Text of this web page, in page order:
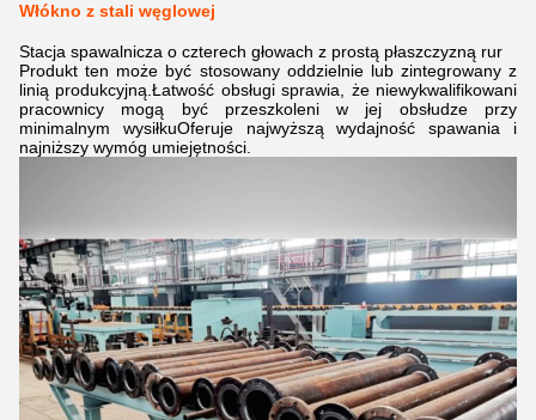
Włókno z stali węglowej
Stacja spawalnicza o czterech głowach z prostą płaszczyzną rur
Produkt ten może być stosowany oddzielnie lub zintegrowany z
linią produkcyjną.Łatwość obsługi sprawia, że niewykwalifikowani
pracownicy mogą być przeszkoleni w jej obsłudze przy
minimalnym wysiłkuOferuje najwyższą wydajność spawania i
najniższy wymóg umiejętności.